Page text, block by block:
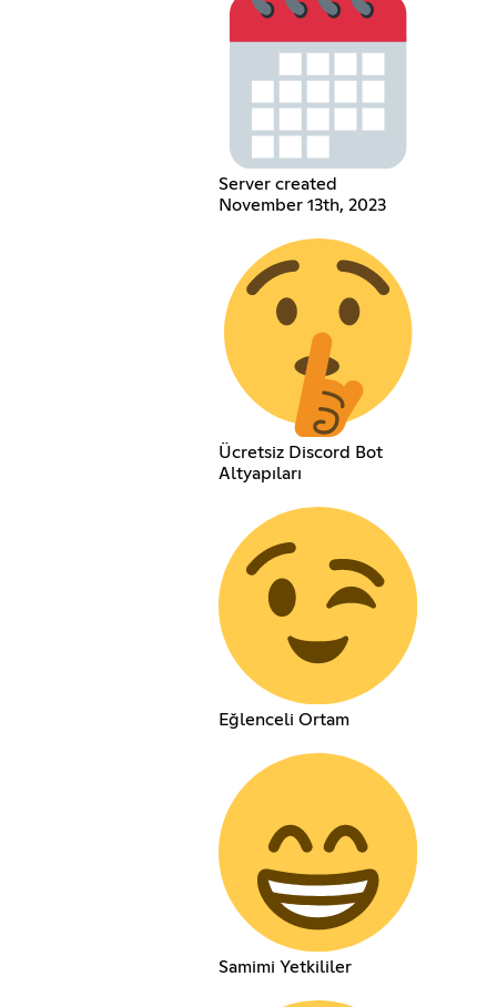
Server created
November 13th, 2023
Ücretsiz Discord Bot
Altyapıları
Eğlenceli Ortam
Samimi Yetkililer